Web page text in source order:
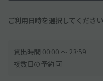
ご利用日時を選択してください
貸出時間 00:00 〜 23:59
複数日の予約 可